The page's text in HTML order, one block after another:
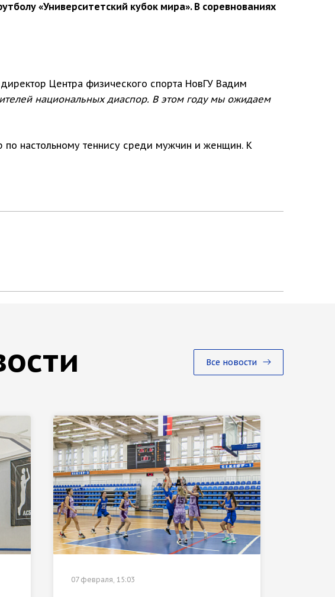
«Университетский кубок мира». В соревнованиях
Центра физического спорта НовГУ Вадим
национальных диаспор. В этом году мы ожидаем
по настольному теннису среди мужчин и женщин. К
Все новости
07 февраля, 15:03